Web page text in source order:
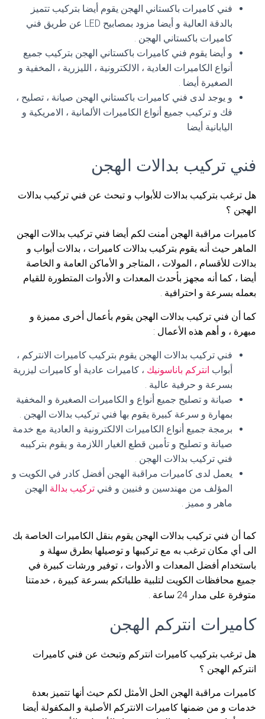
فني كاميرات باكستاني الهجن يقوم أيضا بتركيب تتميز
بالدقة العالية و أيضا مزود بمصابيح LED عن طريق فني
كاميرات باكستاني الهجن .
و أيضا يقوم فني كاميرات باكستاني الهجن بتركيب جميع
أنواع الكاميرات العادية ، الالكترونية ، الليزرية ، المخفية و
الصغيرة أيضا .
و يوجد لدى فني كاميرات باكستاني الهجن صيانة ، تصليح ،
فك و تركيب جميع أنواع الكاميرات الألمانية ، الامريكية و
اليابانية أيضا
فني تركيب بدالات الهجن
هل ترغب بتركيب بدالات للأبواب و تبحث عن فني تركيب بدالات
الهجن ؟
كاميرات مراقبة الهجن أمنت لكم أيضا فني تركيب بدالات الهجن
الماهر حيث أنه يقوم بتركيب بدالات كاميرات ، بدالات أبواب و
بدالات للأقسام ، المولات ، المتاجر و الأماكن العامة و الخاصة
أيضا ، كما أنه مجهز بأحدث المعدات و الأدوات المتطورة للقيام
بعمله بسرعة و احترافية .
كما أن فني تركيب بدالات الهجن يقوم بأعمال أخرى مميزة و
مبهرة ، و أهم هذه الأعمال :
فني تركيب بدالات الهجن يقوم بتركيب كاميرات الانتركم ،
أبواب انتركم باناسونيك ، كاميرات عادية أو كاميرات ليزرية
بسرعة و حرفية عالية .
صيانة و تصليح جميع أنواع و الكاميرات الصغيرة و المخفية
بمهارة و سرعة كبيرة يقوم بها فني تركيب بدالات الهجن .
برمجة جميع أنواع الكاميرات الالكترونية و العادية مع خدمة
صيانة و تصليح و تأمين قطع الغيار اللازمة و يقوم بتركيبه
فني تركيب بدالات الهجن .
يعمل لدى كاميرات مراقبة الهجن أفضل كادر في الكويت و
المؤلف من مهندسين و فنيين و فني تركيب بدالة الهجن
ماهر و مميز .
كما أن فني تركيب بدالات الهجن يقوم بنقل الكاميرات الخاصة بك
الى أي مكان ترغب به مع تركيبها و توصيلها بطرق سهلة و
باستخدام أفضل المعدات و الأدوات ، توفير ورشات كبيرة في
جميع محافظات الكويت لتلبية طلباتكم بسرعة كبيرة ، خدمتنا
متوفرة على مدار 24 ساعة .
كاميرات انتركم الهجن
هل ترغب بتركيب كاميرات انتركم وتبحث عن فني كاميرات
انتركم الهجن ؟
كاميرات مراقبة الهجن الحل الأمثل لكم حيث أنها تتميز بعدة
خدمات و من ضمنها كاميرات الانتركم الأصلية و المكفولة أيضا